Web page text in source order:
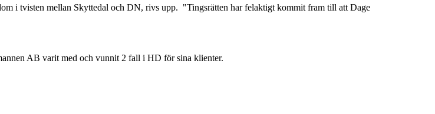
i tvisten mellan Skyttedal och DN, rivs upp. "Tingsrätten har felaktigt kommit fram till att Dage
AB varit med och vunnit 2 fall i HD för sina klienter.